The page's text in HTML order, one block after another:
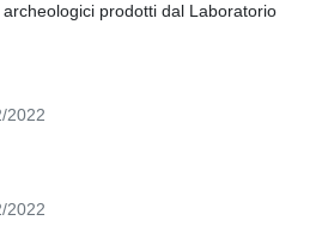
prodotti dal Laboratorio
2022
2022